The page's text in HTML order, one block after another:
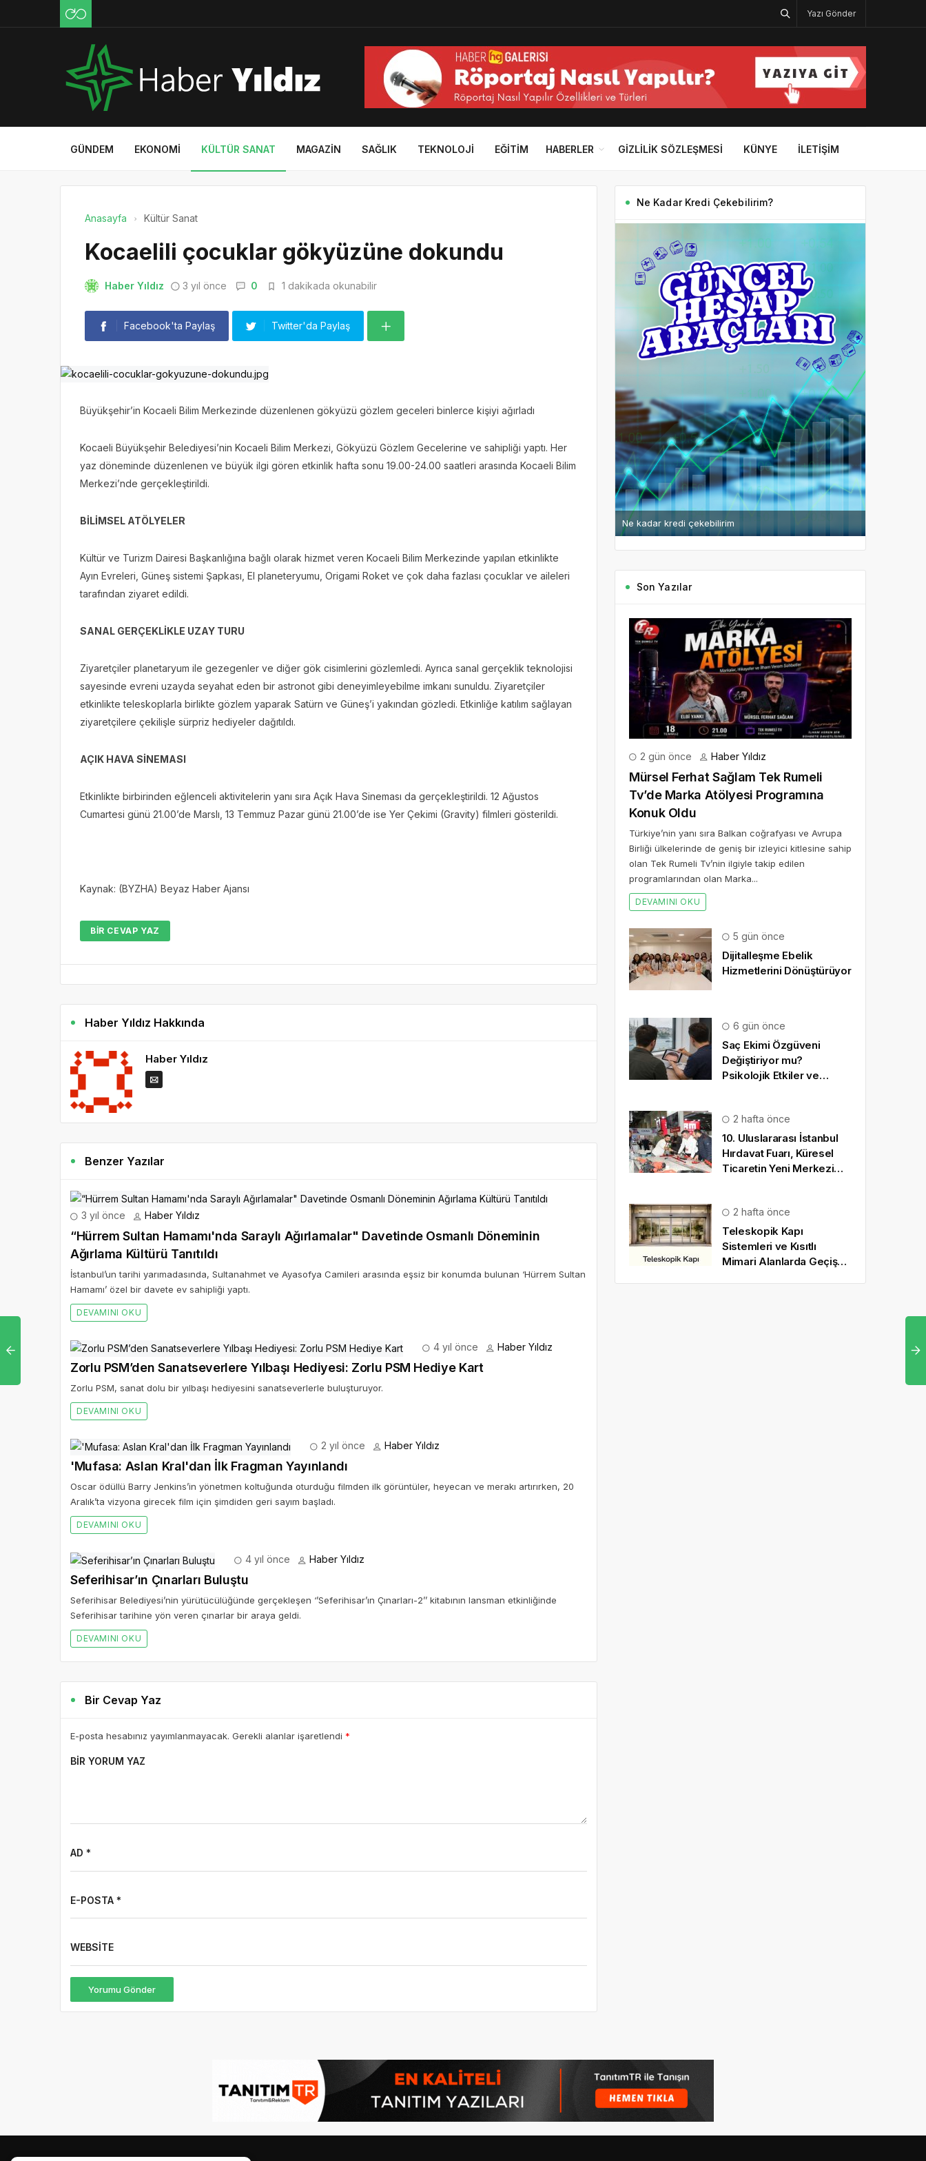
Yazı Gönder
GÜNDEM EKONOMI KÜLTÜR SANAT MAGAZIN SAĞLIK TEKNOLOJI EĞITIM HABERLER GIZLILIK SÖZLEŞMESI KÜNYE İLETIŞIM
Anasayfa Kültür Sanat
Kocaelili çocuklar gökyüzüne dokundu
Haber Yıldız 3 yıl önce 0 1 dakikada okunabilir
Facebook'ta Paylaş Twitter'da Paylaş
Büyükşehir’in Kocaeli Bilim Merkezinde düzenlenen gökyüzü gözlem geceleri binlerce kişiyi ağırladı
Kocaeli Büyükşehir Belediyesi’nin Kocaeli Bilim Merkezi, Gökyüzü Gözlem Gecelerine ve sahipliği yaptı. Her
yaz döneminde düzenlenen ve büyük ilgi gören etkinlik hafta sonu 19.00-24.00 saatleri arasında Kocaeli Bilim
Merkezi’nde gerçekleştirildi.
BİLİMSEL ATÖLYELER
Kültür ve Turizm Dairesi Başkanlığına bağlı olarak hizmet veren Kocaeli Bilim Merkezinde yapılan etkinlikte
Ayın Evreleri, Güneş sistemi Şapkası, El planeteryumu, Origami Roket ve çok daha fazlası çocuklar ve aileleri
tarafından ziyaret edildi.
SANAL GERÇEKLİKLE UZAY TURU
Ziyaretçiler planetaryum ile gezegenler ve diğer gök cisimlerini gözlemledi. Ayrıca sanal gerçeklik teknolojisi
sayesinde evreni uzayda seyahat eden bir astronot gibi deneyimleyebilme imkanı sunuldu. Ziyaretçiler
etkinlikte teleskoplarla birlikte gözlem yaparak Satürn ve Güneş’i yakından gözledi. Etkinliğe katılım sağlayan
ziyaretçilere çekilişle sürpriz hediyeler dağıtıldı.
AÇIK HAVA SİNEMASI
Etkinlikte birbirinden eğlenceli aktivitelerin yanı sıra Açık Hava Sineması da gerçekleştirildi. 12 Ağustos
Cumartesi günü 21.00’de Marslı, 13 Temmuz Pazar günü 21.00’de ise Yer Çekimi (Gravity) filmleri gösterildi.
Kaynak: (BYZHA) Beyaz Haber Ajansı
BIR CEVAP YAZ
Haber Yıldız Hakkında
Haber Yıldız
Benzer Yazılar
3 yıl önce Haber Yıldız
“Hürrem Sultan Hamamı'nda Saraylı Ağırlamalar" Davetinde Osmanlı Döneminin
Ağırlama Kültürü Tanıtıldı
İstanbul’un tarihi yarımadasında, Sultanahmet ve Ayasofya Camileri arasında eşsiz bir konumda bulunan ‘Hürrem Sultan
Hamamı’ özel bir davete ev sahipliği yaptı.
DEVAMINI OKU
4 yıl önce Haber Yıldız
Zorlu PSM’den Sanatseverlere Yılbaşı Hediyesi: Zorlu PSM Hediye Kart
Zorlu PSM, sanat dolu bir yılbaşı hediyesini sanatseverlerle buluşturuyor.
DEVAMINI OKU
2 yıl önce Haber Yıldız
'Mufasa: Aslan Kral'dan İlk Fragman Yayınlandı
Oscar ödüllü Barry Jenkins’in yönetmen koltuğunda oturduğu filmden ilk görüntüler, heyecan ve merakı artırırken, 20
Aralık’ta vizyona girecek film için şimdiden geri sayım başladı.
DEVAMINI OKU
4 yıl önce Haber Yıldız
Seferihisar’ın Çınarları Buluştu
Seferihisar Belediyesi’nin yürütücülüğünde gerçekleşen ‘’Seferihisar’ın Çınarları-2’’ kitabının lansman etkinliğinde
Seferihisar tarihine yön veren çınarlar bir araya geldi.
DEVAMINI OKU
Bir Cevap Yaz
E-posta hesabınız yayımlanmayacak. Gerekli alanlar işaretlendi *
BIR YORUM YAZ
AD *
E-POSTA *
WEBSITE
Yorumu Gönder
Ne Kadar Kredi Çekebilirim?
Ne kadar kredi çekebilirim
Son Yazılar
2 gün önce Haber Yıldız
Mürsel Ferhat Sağlam Tek Rumeli
Tv’de Marka Atölyesi Programına
Konuk Oldu
Türkiye’nin yanı sıra Balkan coğrafyası ve Avrupa
Birliği ülkelerinde de geniş bir izleyici kitlesine sahip
olan Tek Rumeli Tv’nin ilgiyle takip edilen
programlarından olan Marka...
DEVAMINI OKU
5 gün önce
Dijitalleşme Ebelik
Hizmetlerini Dönüştürüyor
6 gün önce
Saç Ekimi Özgüveni
Değiştiriyor mu?
Psikolojik Etkiler ve
2 hafta önce
10. Uluslararası İstanbul
Hırdavat Fuarı, Küresel
Ticaretin Yeni Merkezi
2 hafta önce
Teleskopik Kapı
Sistemleri ve Kısıtlı
Mimari Alanlarda Geçiş